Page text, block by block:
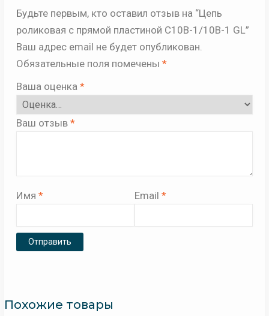
Будьте первым, кто оставил отзыв на “Цепь
роликовая с прямой пластиной C10B-1/10B-1 GL”
Ваш адрес email не будет опубликован.
Обязательные поля помечены *
Ваша оценка *
Ваш отзыв *
Имя * Email *
Похожие товары